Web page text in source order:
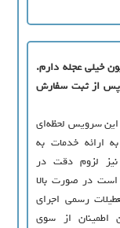
خیلی عجله دارم.
پس از ثبت سفارش
این سرویس لحظه‌ای
ارائه خدمات به
لزوم دقت در
در صورت بالا
رسمی اجرای
اطمینان از سوی